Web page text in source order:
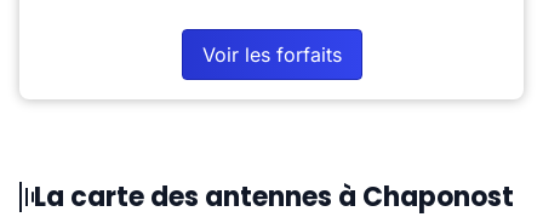
Voir les forfaits
La carte des antennes à Chaponost